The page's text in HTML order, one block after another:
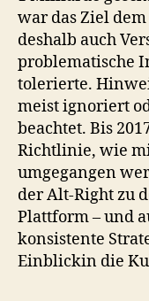
war das Ziel
deshalb auch
problematische
tolerierte.
meist ignoriert
beachtet. Bis
Richtlinie, wie
umgegangen
der Alt-Right zu
Plattform – und
konsistente
Einblickin die